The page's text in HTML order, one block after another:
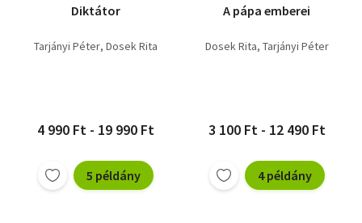
Diktátor
Tarjányi Péter Dosek Rita
4 990 Ft - 19 990 Ft
5 példány
A pápa emberei
Dosek Rita Tarjányi Péter
3 100 Ft - 12 490 Ft
4 példány